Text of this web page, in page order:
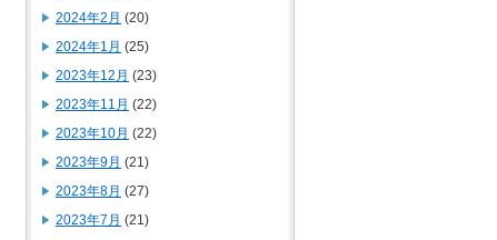
2024年2月 (20)
2024年1月 (25)
2023年12月 (23)
2023年11月 (22)
2023年10月 (22)
2023年9月 (21)
2023年8月 (27)
2023年7月 (21)